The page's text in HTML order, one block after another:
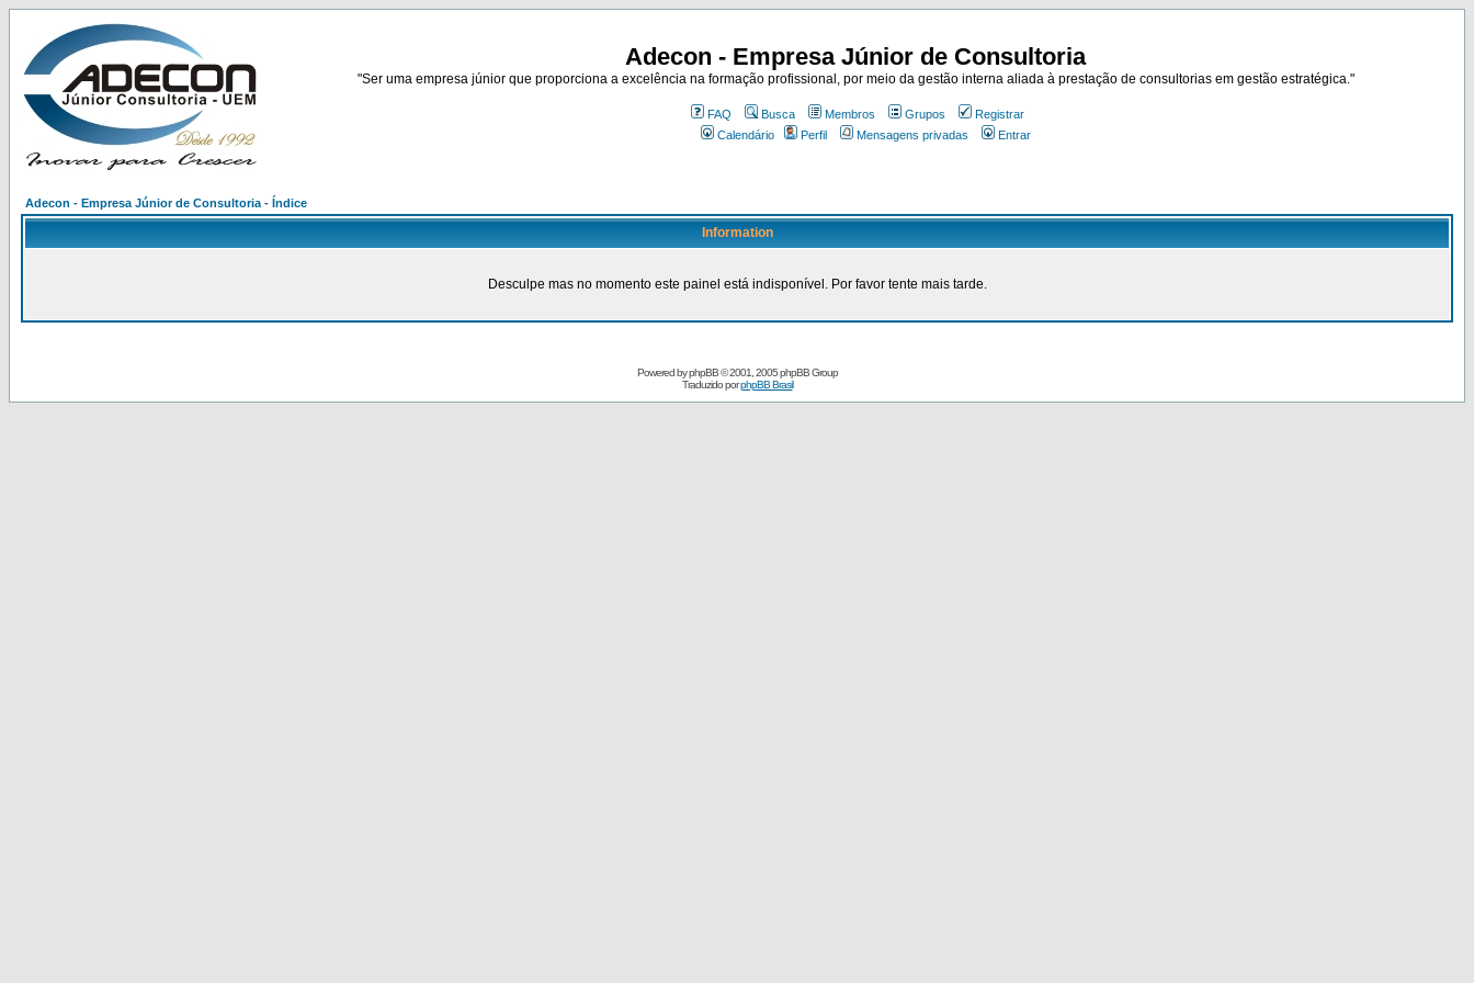
Adecon - Empresa Júnior de Consultoria
"Ser uma empresa júnior que proporciona a excelência na formação profissional, por meio da gestão interna aliada à prestação de consultorias em gestão estratégica."
FAQ Busca Membros Grupos
Registrar
Calendário
Perfil Mensagens privadas Entrar
Adecon - Empresa Júnior de Consultoria - Índice
Information
Desculpe mas no momento este painel está indisponível. Por favor tente mais tarde.
Powered byphpBB© 2001, 2005 phpBB Group
Traduzido porphpBB Brasil